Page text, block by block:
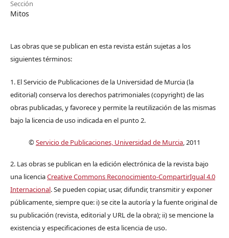
Sección
Mitos
Las obras que se publican en esta revista están sujetas a los
siguientes términos:
1. El Servicio de Publicaciones de la Universidad de Murcia (la
editorial) conserva los derechos patrimoniales (copyright) de las
obras publicadas, y favorece y permite la reutilización de las mismas
bajo la licencia de uso indicada en el punto 2.
©Servicio de Publicaciones, Universidad de Murcia, 2011
2. Las obras se publican en la edición electrónica de la revista bajo
una licenciaCreative Commons Reconocimiento-CompartirIgual 4.0
Internacional. Se pueden copiar, usar, difundir, transmitir y exponer
públicamente, siempre que: i) se cite la autoría y la fuente original de
su publicación (revista, editorial y URL de la obra); ii) se mencione la
existencia y especificaciones de esta licencia de uso.